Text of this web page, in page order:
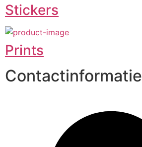
Stickers
Prints
Contactinformatie